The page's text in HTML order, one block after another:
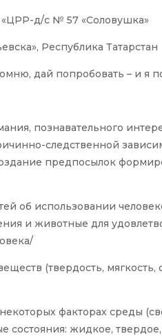
д/с № 57 «Соловушка»
Республика Татарстан
дай попробовать – и я
познавательного
следственной
предпосылок
об использовании
и животные для
(твердость, мягкость,
факторах среды
состояния: жидкое,